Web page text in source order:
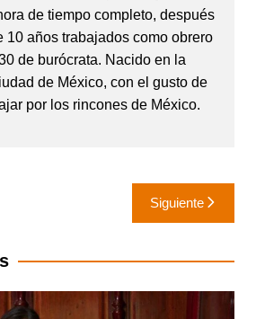
de tiempo completo, después
10 años trabajados como obrero
de burócrata. Nacido en la
de México, con el gusto de
por los rincones de México.
Siguiente